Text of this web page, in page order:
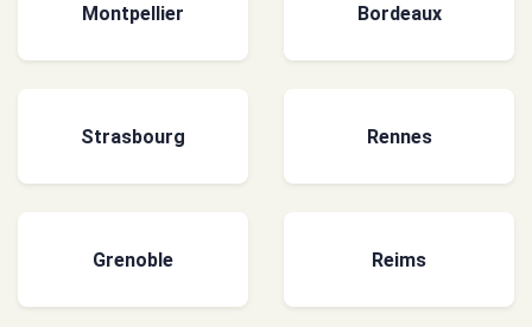
Montpellier Bordeaux
Strasbourg Rennes
Grenoble Reims